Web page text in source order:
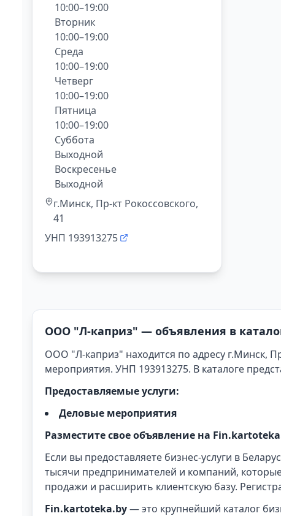
10:00–19:00
Вторник
10:00–19:00
Среда
10:00–19:00
Четверг
10:00–19:00
Пятница
10:00–19:00
Суббота
Выходной
Воскресенье
Выходной
г.Минск, Пр-кт Рокоссовского,
41
УНП 193913275
OOO "Л-каприз" — объявления в
OOO "Л-каприз" находится по адресу г.Минск,
мероприятия. УНП 193913275. В каталоге
Предоставляемые услуги:
Деловые мероприятия
Разместите свое объявление на
Если вы предоставляете бизнес-услуги в
тысячи предпринимателей и компаний,
продажи и расширить клиентскую базу.
Fin.kartoteka.by— это крупнейший каталог